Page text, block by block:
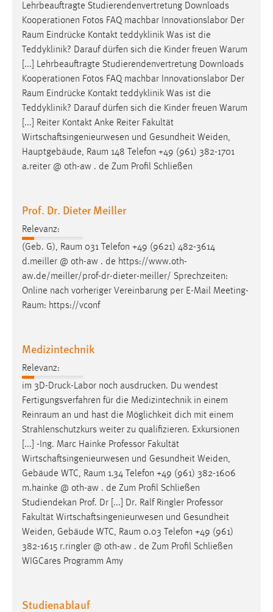
Lehrbeauftragte Studierendenvertretung Downloads
Kooperationen Fotos FAQ machbar Innovationslabor Der
Raum Eindrücke Kontakt teddyklinik Was ist die
Teddyklinik? Darauf dürfen sich die Kinder freuen Warum
[...] Lehrbeauftragte Studierendenvertretung Downloads
Kooperationen Fotos FAQ machbar Innovationslabor Der
Raum Eindrücke Kontakt teddyklinik Was ist die
Teddyklinik? Darauf dürfen sich die Kinder freuen Warum
[...] Reiter Kontakt Anke Reiter Fakultät
Wirtschaftsingenieurwesen und Gesundheit Weiden,
Hauptgebäude, Raum 148 Telefon +49 (961) 382-1701
a.reiter @ oth-aw . de Zum Profil Schließen
Prof. Dr. Dieter Meiller
Relevanz:
(Geb. G), Raum 031 Telefon +49 (9621) 482-3614
d.meiller @ oth-aw . de https://www.oth-
aw.de/meiller/prof-dr-dieter-meiller/ Sprechzeiten:
Online nach vorheriger Vereinbarung per E-Mail Meeting-
Raum: https://vconf
Medizintechnik
Relevanz:
im 3D-Druck-Labor noch ausdrucken. Du wendest
Fertigungsverfahren für die Medizintechnik in einem
Reinraum an und hast die Möglichkeit dich mit einem
Strahlenschutzkurs weiter zu qualifizieren. Exkursionen
[...] -Ing. Marc Hainke Professor Fakultät
Wirtschaftsingenieurwesen und Gesundheit Weiden,
Gebäude WTC, Raum 1.34 Telefon +49 (961) 382-1606
m.hainke @ oth-aw . de Zum Profil Schließen
Studiendekan Prof. Dr [...] Dr. Ralf Ringler Professor
Fakultät Wirtschaftsingenieurwesen und Gesundheit
Weiden, Gebäude WTC, Raum 0.03 Telefon +49 (961)
382-1615 r.ringler @ oth-aw . de Zum Profil Schließen
WIGCares Programm Amy
Studienablauf
Login
Name:
fe_user, be_user, be_lastLoginProvider
Zweck:
Dieser Cookie ist notwendig um sich an der Website
einloggen zu können.
Cookie Laufzeit:
24 Stunden
Statistik Cookies erfassen Informationen anonym.
unsere Besucher unsere Website nutzen.
Matomo
Name:
_pk_ref, _pk_cvar, _pk_id, _pk_ses
Max. 13 Monate
MARKETING
Marketing Cookies werden von Drittanbietern
verwendet, um personalisierte Werbung anzuzeigen.
Sie tun dies, indem sie Besucher über Websites
hinweg verfolgen.
Google Ads
Name:
_gcl_au